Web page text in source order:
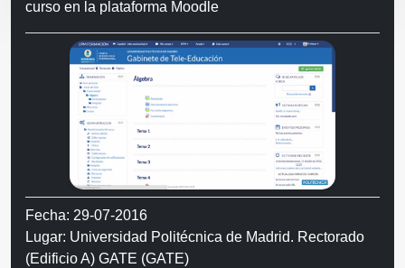
curso en la plataforma Moodle
Fecha: 29-07-2016
Lugar: Universidad Politécnica de Madrid. Rectorado
(Edificio A) GATE (GATE)